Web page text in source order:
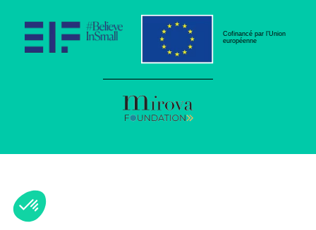
Cofinancé par l’Union
européenne